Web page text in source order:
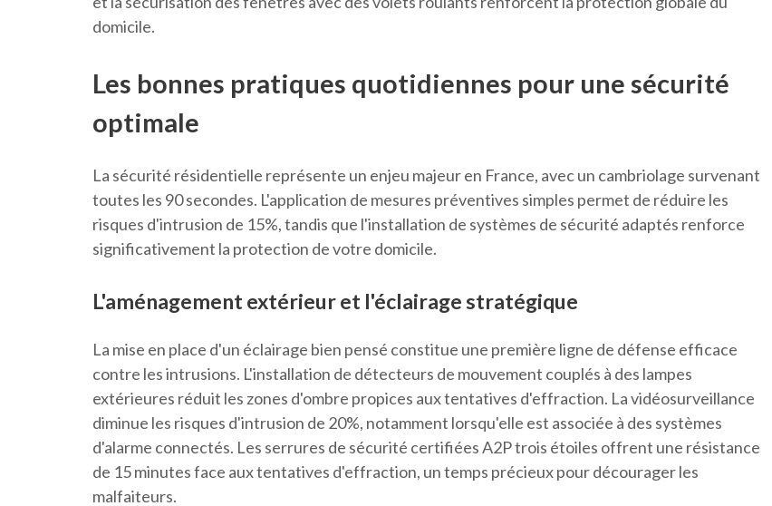
domicile.
Les bonnes pratiques quotidiennes pour une sécurité
optimale
La sécurité résidentielle représente un enjeu majeur en France, avec un cambriolage survenant
toutes les 90 secondes. L'application de mesures préventives simples permet de réduire les
risques d'intrusion de 15%, tandis que l'installation de systèmes de sécurité adaptés renforce
significativement la protection de votre domicile.
L'aménagement extérieur et l'éclairage stratégique
La mise en place d'un éclairage bien pensé constitue une première ligne de défense efficace
contre les intrusions. L'installation de détecteurs de mouvement couplés à des lampes
extérieures réduit les zones d'ombre propices aux tentatives d'effraction. La vidéosurveillance
diminue les risques d'intrusion de 20%, notamment lorsqu'elle est associée à des systèmes
d'alarme connectés. Les serrures de sécurité certifiées A2P trois étoiles offrent une résistance
de 15 minutes face aux tentatives d'effraction, un temps précieux pour décourager les
malfaiteurs.